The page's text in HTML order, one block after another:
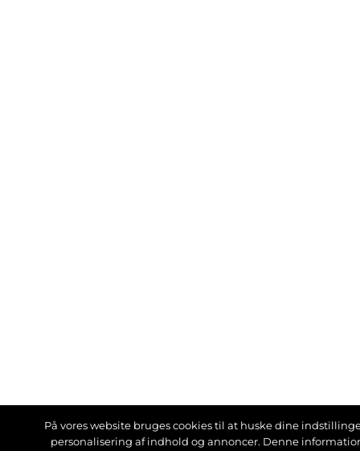
På vores website bruges cookies til at huske dine
personalisering af indhold og annoncer. Denne